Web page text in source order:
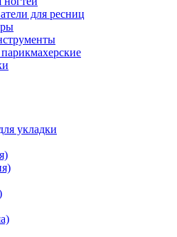
для ресниц
укладки